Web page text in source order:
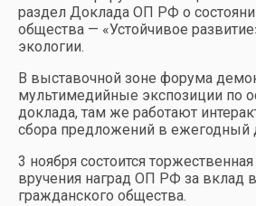
раздел Доклада ОП РФ о
общества — «Устойчивое
экологии.
В выставочной зоне форума
мультимедийные экспозиции по
доклада, там же работают
сбора предложений в ежегодный
3 ноября состоится
вручения наград ОП РФ за вклад
гражданского общества.